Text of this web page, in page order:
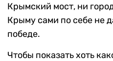
Крымский мост, ни
Крыму сами по себе не
победе.
Чтобы показать хоть